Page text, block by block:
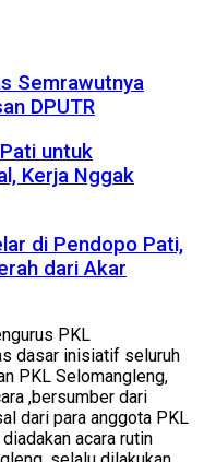
Semrawutnya
DPUTR
untuk
Kerja Nggak
di Pendopo Pati,
dari Akar
PKL
dasar inisiatif seluruh
PKL Selomangleng,
,bersumber dari
dari para anggota PKL
acara rutin